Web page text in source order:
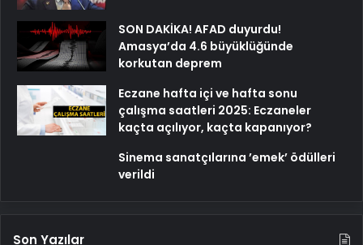
SON DAKİKA! AFAD duyurdu!
Amasya’da 4.6 büyüklüğünde
korkutan deprem
Eczane hafta içi ve hafta sonu
çalışma saatleri 2025: Eczaneler
kaçta açılıyor, kaçta kapanıyor?
Sinema sanatçılarına ’emek’ ödülleri
verildi
Son Yazılar